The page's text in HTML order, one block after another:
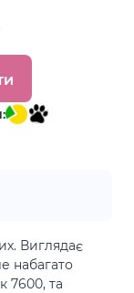
Виглядає
набагато
7600, та